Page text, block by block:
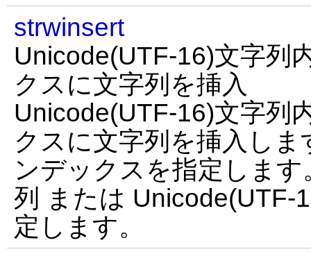
strwinsert
Unicode(UTF-16)文字列
クスに文字列を挿入
Unicode(UTF-16)文字列
クスに文字列を挿入し
ンデックスを指定しま
列 または Unicode(UTF-
定します。